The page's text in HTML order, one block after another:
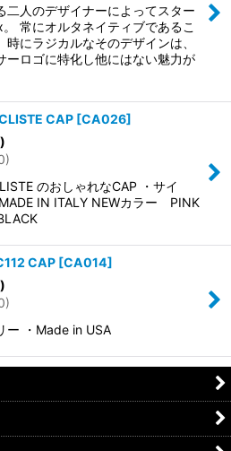
二人のデザイナーによってスター
。 常にオルタネイティブであるこ
時にラジカルなそのデザインは、
ーロゴに特化し他にはない魅力が
CAP [CA026]
)
のおしゃれなCAP ・サイ
IN ITALY NEWカラー PINK
CAP [CA014]
)
ー ・Made in USA